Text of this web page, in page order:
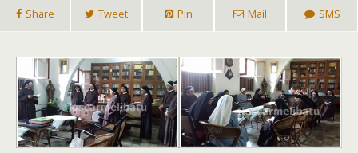
Share Tweet Pin Mail SMS